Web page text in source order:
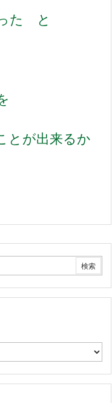
た と
とが出来るか